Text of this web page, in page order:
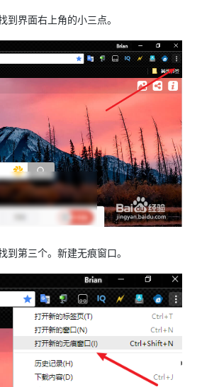
到界面右上角的小三点。
到第三个。新建无痕窗口。